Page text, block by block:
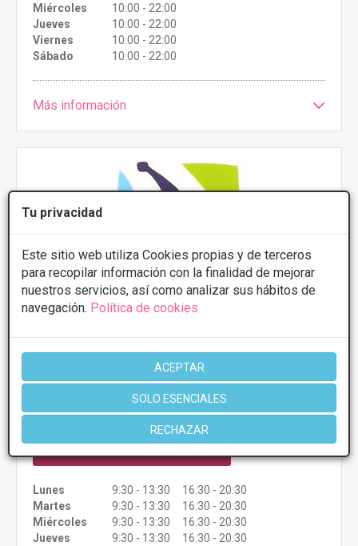
Tu privacidad
Este sitio web utiliza Cookies propias y de terceros
para recopilar información con la finalidad de mejorar
nuestros servicios, así como analizar sus hábitos de
navegación. Política de cookies
ACEPTAR
SOLO ESENCIALES
RECHAZAR
Miércoles
10:00 - 22:00
Jueves
10:00 - 22:00
Viernes
10:00 - 22:00
Sábado
10:00 - 22:00
Más información
Centro Clínico Quirúrgico Aranjuez
5 1 Opiniones
Lunes
9:30 - 13:30 16:30 - 20:30
Martes
9:30 - 13:30 16:30 - 20:30
Miércoles
9:30 - 13:30 16:30 - 20:30
Jueves
9:30 - 13:30 16:30 - 20:30